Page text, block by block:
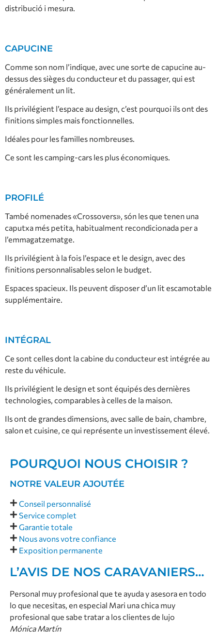
distribució i mesura.
CAPUCINE
Comme son nom l’indique, avec une sorte de capucine au-
dessus des sièges du conducteur et du passager, qui est
généralement un lit.
Ils privilégient l’espace au design, c’est pourquoi ils ont des
finitions simples mais fonctionnelles.
Idéales pour les familles nombreuses.
Ce sont les camping-cars les plus économiques.
PROFILÉ
També nomenades «Crossovers», són les que tenen una
caputxa més petita, habitualment recondicionada per a
l’emmagatzematge.
Ils privilégient à la fois l’espace et le design, avec des
finitions personnalisables selon le budget.
Espaces spacieux. Ils peuvent disposer d’un lit escamotable
supplémentaire.
INTÉGRAL
Ce sont celles dont la cabine du conducteur est intégrée au
reste du véhicule.
Ils privilégient le design et sont équipés des dernières
technologies, comparables à celles de la maison.
Ils ont de grandes dimensions, avec salle de bain, chambre,
salon et cuisine, ce qui représente un investissement élevé.
POURQUOI NOUS CHOISIR ?
NOTRE VALEUR AJOUTÉE
Conseil personnalisé
Service complet
Garantie totale
Nous avons votre confiance
Exposition permanente
L’AVIS DE NOS CARAVANIERS…
Personal muy profesional que te ayuda y asesora en todo
lo que necesitas, en especial Mari una chica muy
profesional que sabe tratar a los clientes de lujo
Mónica Martín